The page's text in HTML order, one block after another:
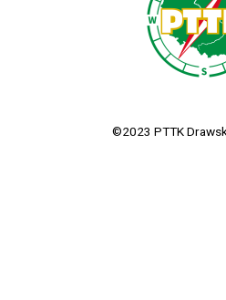
©2023 PTTK